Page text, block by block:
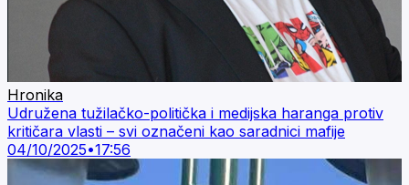
Hronika
Udružena tužilačko-politička i medijska haranga protiv
kritičara vlasti – svi označeni kao saradnici mafije
04/10/2025•17:56